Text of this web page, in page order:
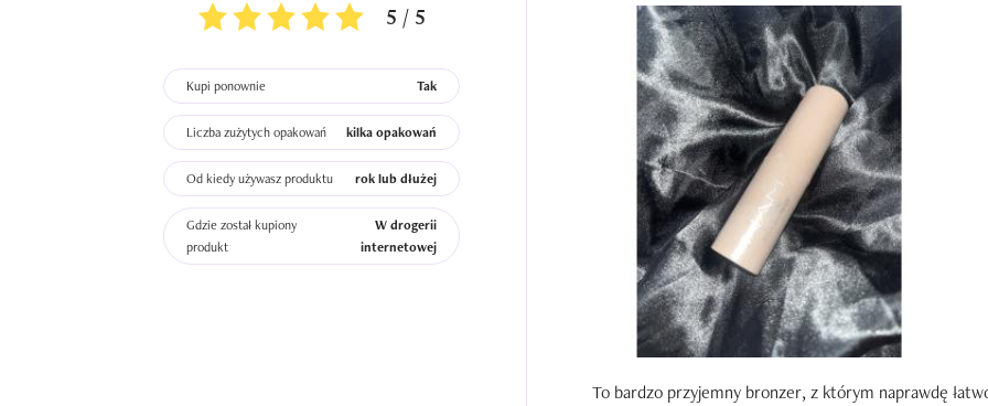
5 / 5
Kupi ponownie Tak
Liczba zużytych opakowań kilka opakowań
Od kiedy używasz produktu rok lub dłużej
Gdzie został kupiony
produkt
W drogerii
internetowej
To bardzo przyjemny bronzer, z którym naprawdę